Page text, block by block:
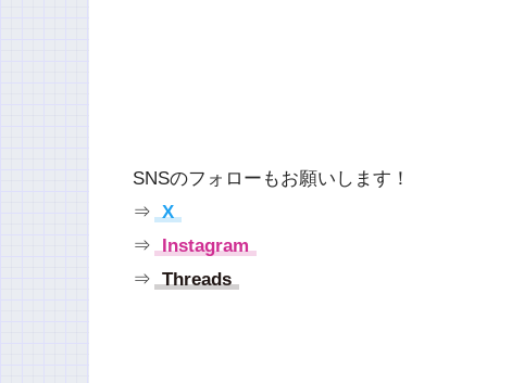
SNSのフォローもお願いします！
⇒ X
⇒ Instagram
⇒ Threads